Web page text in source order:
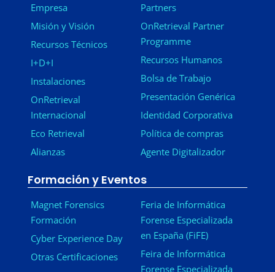
Empresa
Misión y Visión
Recursos Técnicos
I+D+I
Instalaciones
OnRetrieval
Internacional
Eco Retrieval
Alianzas
Partners
OnRetrieval Partner
Programme
Recursos Humanos
Bolsa de Trabajo
Presentación Genérica
Identidad Corporativa
Política de compras
Agente Digitalizador
Formación y Eventos
Magnet Forensics
Formación
Cyber Experience Day
Otras Certificaciones
Feria de Informática
Forense Especializada
en España (FiFE)
Feira de Informática
Forense Especializada